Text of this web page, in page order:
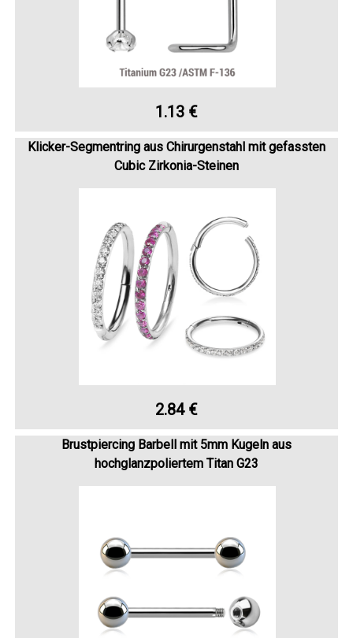
1.13 €
Klicker-Segmentring aus Chirurgenstahl mit gefassten
Cubic Zirkonia-Steinen
2.84 €
Brustpiercing Barbell mit 5mm Kugeln aus
hochglanzpoliertem Titan G23